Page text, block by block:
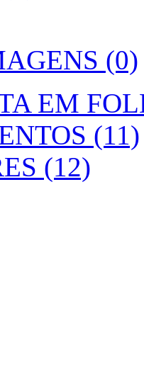
(0)
EM
(11)
(12)